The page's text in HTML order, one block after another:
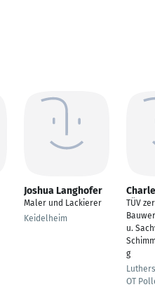
Joshua Langhofer
Maler und Lackierer
Keidelheim
TÜV
u.
g
OT